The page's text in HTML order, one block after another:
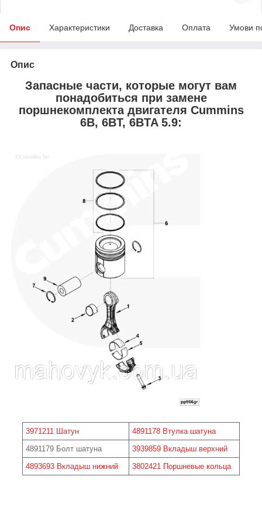
Опис Характеристики Доставка Оплата Умови
Опис
Запасные части, которые могут вам
понадобиться при замене
поршнекомплекта двигателя Cummins
6B, 6BT, 6BTA 5.9:
3971211 Шатун
4891178 Втулка шатуна
4891179 Болт шатуна
3939859 Вкладыш верхний
4893693 Вкладыш нижний
3802421 Поршневые кольца